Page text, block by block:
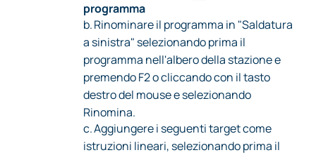
programma
b.Rinominare il programma in "Saldatura
a sinistra" selezionando prima il
programma nell'albero della stazione e
premendo F2 o cliccando con il tasto
destro del mouse e selezionando
Rinomina.
c.Aggiungere i seguenti target come
istruzioni lineari, selezionando prima il